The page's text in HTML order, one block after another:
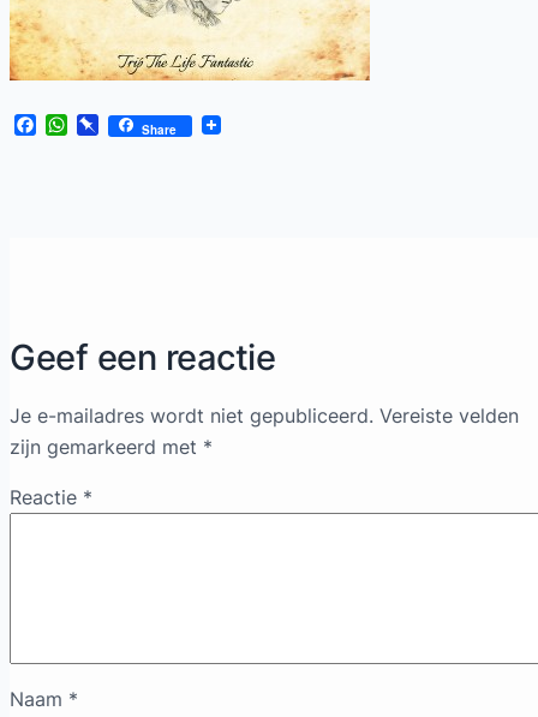
Facebook
WhatsApp
Pinboard
Share
Geef een reactie
Je e-mailadres wordt niet gepubliceerd. Vereiste velden
zijn gemarkeerd met *
Reactie *
Naam *